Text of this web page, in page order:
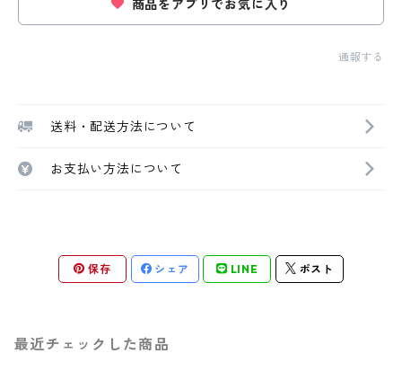
商品をアプリでお気に入り
通報する
送料・配送方法について
お支払い方法について
保存 シェア LINE ポスト
最近チェックした商品